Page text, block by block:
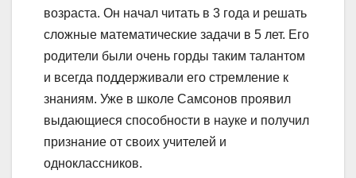
возраста. Он начал читать в 3 года и решать
сложные математические задачи в 5 лет. Его
родители были очень горды таким талантом
и всегда поддерживали его стремление к
знаниям. Уже в школе Самсонов проявил
выдающиеся способности в науке и получил
признание от своих учителей и
одноклассников.